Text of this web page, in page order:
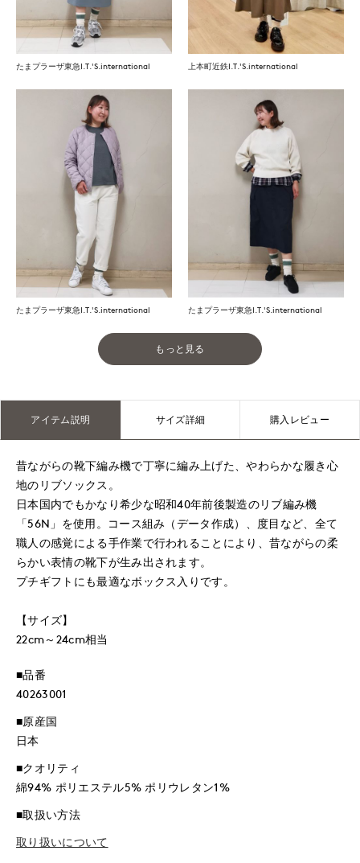
たまプラーザ東急I.T.'S.international 上本町近鉄I.T.'S.international
たまプラーザ東急I.T.'S.international たまプラーザ東急I.T.'S.international
もっと見る
アイテム説明 サイズ詳細 購入レビュー
昔ながらの靴下編み機で丁寧に編み上げた、やわらかな履き心
地のリブソックス。
日本国内でもかなり希少な昭和40年前後製造のリブ編み機
「56N」を使用。コース組み（データ作成）、度目など、全て
職人の感覚による手作業で行われることにより、昔ながらの柔
らかい表情の靴下が生み出されます。
プチギフトにも最適なボックス入りです。
【サイズ】
22cm～24cm相当
■品番
40263001
■原産国
日本
■クオリティ
綿94% ポリエステル5% ポリウレタン1%
■取扱い方法
取り扱いについて